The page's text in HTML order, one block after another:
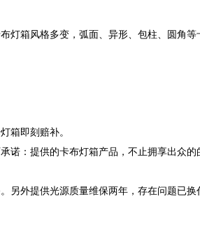
灯箱风格多变，弧面、异形、包柱、圆角等
箱即刻赔补。
诺：提供的卡布灯箱产品，不止拥享出众的
另外提供光源质量维保两年，存在问题已换